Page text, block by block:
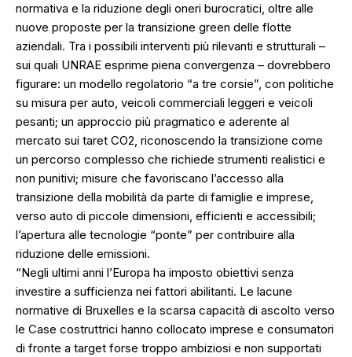
normativa e la riduzione degli oneri burocratici, oltre alle
nuove proposte per la transizione green delle flotte
aziendali. Tra i possibili interventi più rilevanti e strutturali –
sui quali UNRAE esprime piena convergenza – dovrebbero
figurare: un modello regolatorio “a tre corsie”, con politiche
su misura per auto, veicoli commerciali leggeri e veicoli
pesanti; un approccio più pragmatico e aderente al
mercato sui taret CO2, riconoscendo la transizione come
un percorso complesso che richiede strumenti realistici e
non punitivi; misure che favoriscano l’accesso alla
transizione della mobilità da parte di famiglie e imprese,
verso auto di piccole dimensioni, efficienti e accessibili;
l’apertura alle tecnologie “ponte” per contribuire alla
riduzione delle emissioni.
“Negli ultimi anni l’Europa ha imposto obiettivi senza
investire a sufficienza nei fattori abilitanti. Le lacune
normative di Bruxelles e la scarsa capacità di ascolto verso
le Case costruttrici hanno collocato imprese e consumatori
di fronte a target forse troppo ambiziosi e non supportati